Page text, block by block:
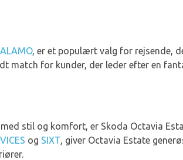
ALAMO, er et populært valg for rejsende,
match for kunder, der leder efter en
stil og komfort, er Skoda Octavia
og SIXT, giver Octavia Estate